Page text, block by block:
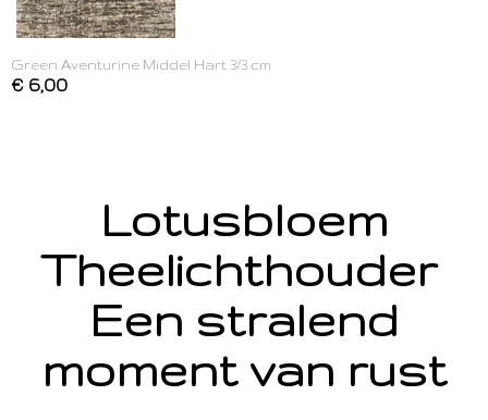
Green Aventurine Middel Hart 3/3 cm
€ 6,00
Lotusbloem
Theelichthouder
Een stralend
moment van rust